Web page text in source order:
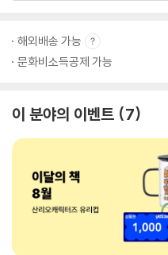
해외배송 가능
문화비소득공제 가능
이 분야의 이벤트 7